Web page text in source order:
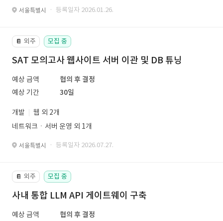
서울특별시 · 등록일자 2026.01.26.
📔 외주 모집 중
SAT 모의고사 웹사이트 서버 이관 및 DB 튜닝
예상 금액
협의 후 결정
예상 기간
30일
개발
웹 외 2개
네트워크ㆍ서버 운영 외 1개
서울특별시 · 등록일자 2026.07.27.
📔 외주 모집 중
사내 통합 LLM API 게이트웨이 구축
예상 금액
협의 후 결정